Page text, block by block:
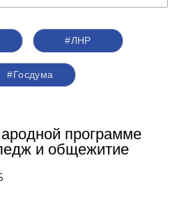
#ЛНР
#Госдума
программе
и общежитие